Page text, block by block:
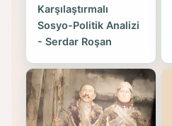
Karşılaştırmalı
Sosyo-Politik Analizi
- Serdar Roşan